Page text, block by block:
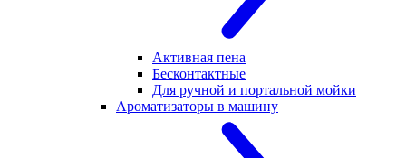
Активная пена
Бесконтактные
Для ручной и портальной мойки
Ароматизаторы в машину